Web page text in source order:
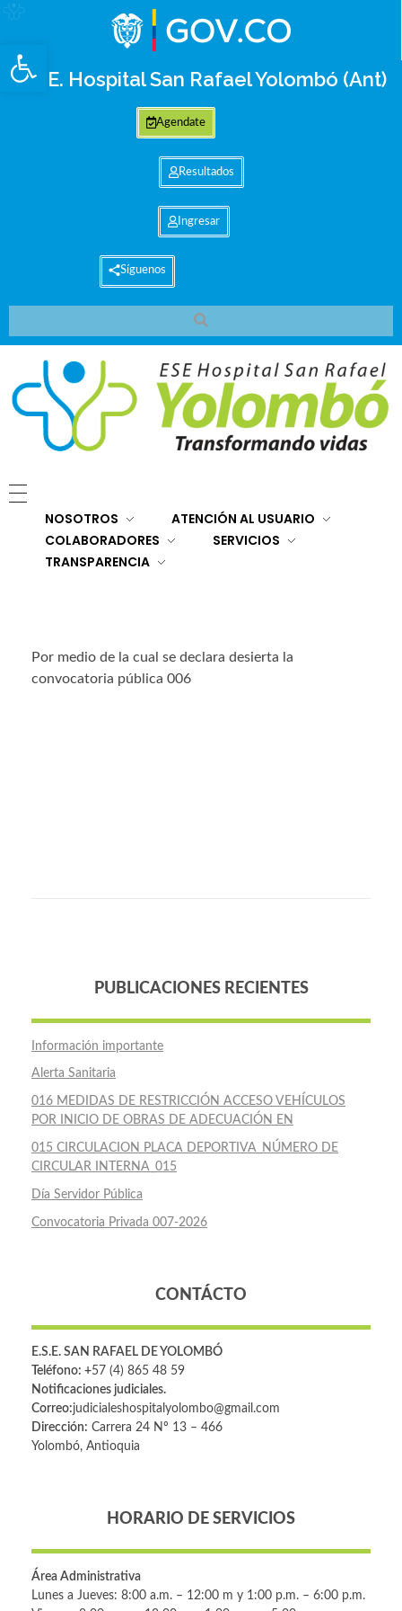
Abrir barra de herramientas
E.S.E. Hospital San Rafael Yolombó (Ant)
Agendate
Resultados
Ingresar
Síguenos
NOSOTROS
ATENCIÓN AL USUARIO
COLABORADORES
SERVICIOS
TRANSPARENCIA
Por medio de la cual se declara desierta la
convocatoria pública 006
PUBLICACIONES RECIENTES
Información importante
Alerta Sanitaria
016 MEDIDAS DE RESTRICCIÓN ACCESO VEHÍCULOS
POR INICIO DE OBRAS DE ADECUACIÓN EN
015 CIRCULACION PLACA DEPORTIVA_NÚMERO DE
CIRCULAR INTERNA_015
Día Servidor Pública
Convocatoria Privada 007-2026
CONTÁCTO
E.S.E. SAN RAFAEL DE YOLOMBÓ
Teléfono: +57 (4) 865 48 59
Notificaciones judiciales.
Correo:judicialeshospitalyolombo@gmail.com
Dirección: Carrera 24 Nº 13 – 466
Yolombó, Antioquia
HORARIO DE SERVICIOS
Área Administrativa
Lunes a Jueves: 8:00 a.m. – 12:00 m y 1:00 p.m. – 6:00 p.m.